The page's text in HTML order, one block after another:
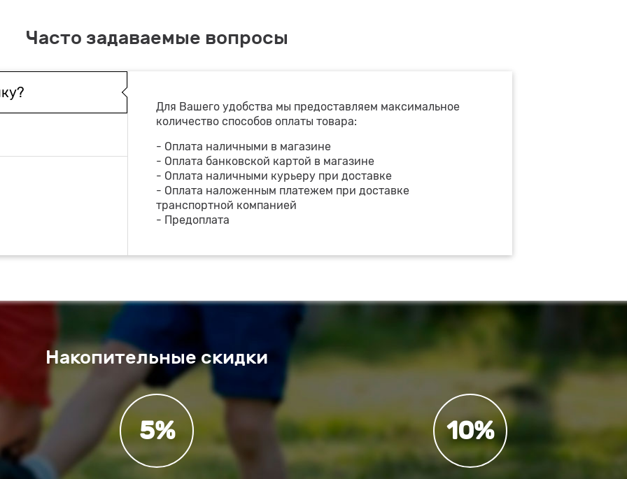
Часто задаваемые вопросы
Для Вашего удобства мы предоставляем максимальное
количество способов оплаты товара:
- Оплата наличными в магазине
- Оплата банковской картой в магазине
- Оплата наличными курьеру при доставке
- Оплата наложенным платежем при доставке
транспортной компанией
- Предоплата
Накопительные скидки
5% 10%